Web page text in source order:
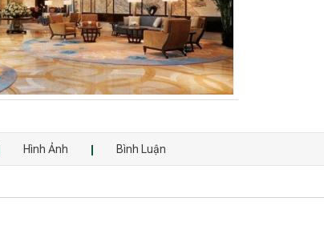
Hình Ảnh Bình Luận